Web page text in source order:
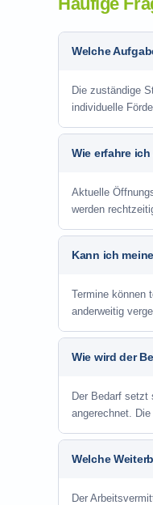
Welche
Die zuständige
individuelle
Wie erfahre
Aktuelle
werden
Kann ich
Termine können
anderweitig
Wie wird der
Der Bedarf setzt
angerechnet.
Welche
Der